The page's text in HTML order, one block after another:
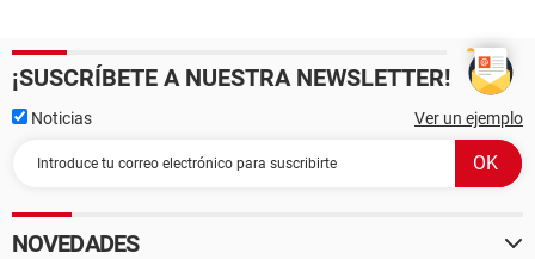
¡SUSCRÍBETE A NUESTRA NEWSLETTER!
Noticias Ver un ejemplo
NOVEDADES